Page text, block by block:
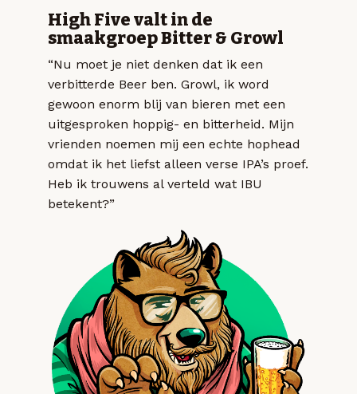
High Five valt in de
smaakgroep Bitter & Growl
“Nu moet je niet denken dat ik een
verbitterde Beer ben. Growl, ik word
gewoon enorm blij van bieren met een
uitgesproken hoppig- en bitterheid. Mijn
vrienden noemen mij een echte hophead
omdat ik het liefst alleen verse IPA’s proef.
Heb ik trouwens al verteld wat IBU
betekent?”